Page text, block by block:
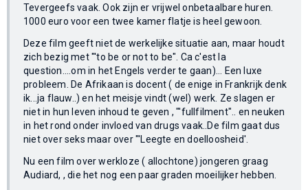
Tevergeefs vaak. Ook zijn er vrijwel onbetaalbare huren.
1000 euro voor een twee kamer flatje is heel gewoon.
Deze film geeft niet de werkelijke situatie aan, maar houdt
zich bezig met "'to be or not to be". Ca c'est la
question....om in het Engels verder te gaan)... Een luxe
probleem. De Afrikaan is docent ( de enige in Frankrijk denk
ik...ja flauw..) en het meisje vindt (wel) werk. Ze slagen er
niet in hun leven inhoud te geven , "'fullfilment".. en neuken
in het rond onder invloed van drugs vaak..De film gaat dus
niet over seks maar over "'Leegte en doelloosheid'.
Nu een film over werkloze ( allochtone) jongeren graag
Audiard, , die het nog een paar graden moeilijker hebben.